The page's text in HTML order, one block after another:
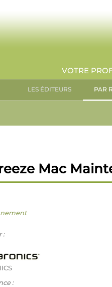
VOTRE
LES ÉDITEURS PAR
Mac
:
: